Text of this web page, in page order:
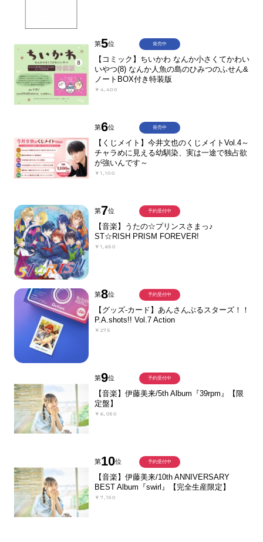
第5位
【コミック】ちいかわ なんか小さくてかわい
いやつ(8) なんか人魚の島のひみつのふせん&
ノートBOX付き特装版
￥4,400
発売中
第6位
【くじメイト】今井文也のくじメイトVol.4～
チャラめに見える幼馴染、実は一途で独占欲
が強いんです～
￥1,100
発売中
第7位
【音楽】うたの☆プリンスさまっ♪
ST☆RISH PRISM FOREVER!
￥1,650
予約受付中
第8位
【グッズ-カード】あんさんぶるスターズ！！
P.A.shots!! Vol.7 Action
￥275
予約受付中
第9位
【音楽】伊藤美来/5th Album『39rpm』【限
定盤】
￥6,050
予約受付中
第10位
【音楽】伊藤美来/10th ANNIVERSARY
BEST Album『swirl』【完全生産限定】
￥7,150
予約受付中